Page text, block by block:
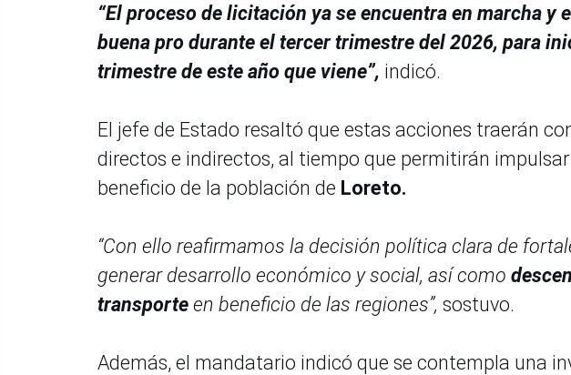
“El proceso de licitación ya se encuentra en marcha y
buena pro durante el tercer trimestre del 2026, para
trimestre de este año que viene”, indicó.
El jefe de Estado resaltó que estas acciones traerán
directos e indirectos, al tiempo que permitirán
beneficio de la población de Loreto.
“Con ello reafirmamos la decisión política clara de
generar desarrollo económico y social, así como
transporte en beneficio de las regiones”, sostuvo.
Además, el mandatario indicó que se contempla una